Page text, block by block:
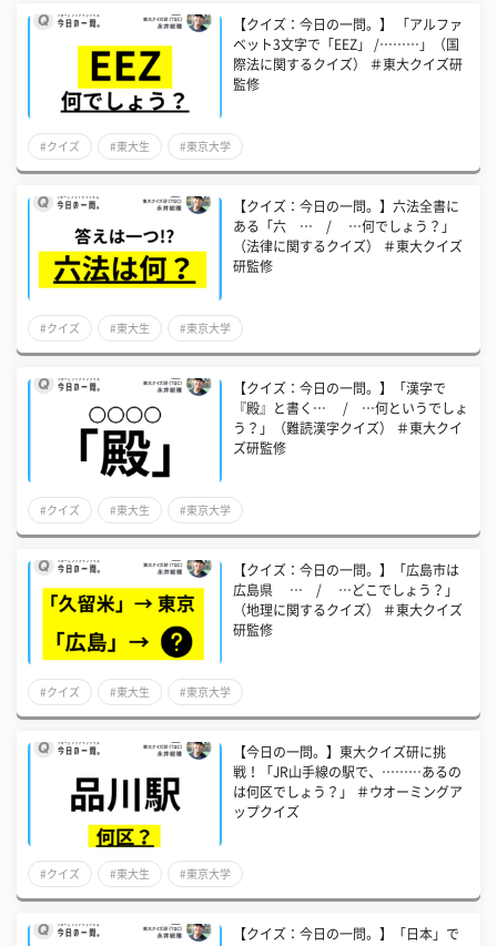
【クイズ：今日の一問。】 「アルファ
ベット3文字で「EEZ」 /………」（国
際法に関するクイズ） ＃東大クイズ研
監修
#クイズ #東大生 #東京大学
【クイズ：今日の一問。】六法全書に
ある「六 … / …何でしょう？」
（法律に関するクイズ） ＃東大クイズ
研監修
#クイズ #東大生 #東京大学
【クイズ：今日の一問。】「漢字で
『殿』と書く… / …何というでしょ
う？」（難読漢字クイズ） ＃東大クイ
ズ研監修
#クイズ #東大生 #東京大学
【クイズ：今日の一問。】「広島市は
広島県 … / …どこでしょう？」
（地理に関するクイズ） ＃東大クイズ
研監修
#クイズ #東大生 #東京大学
【今日の一問。】東大クイズ研に挑
戦！「JR山手線の駅で、………あるの
は何区でしょう？」 ＃ウオーミングア
ップクイズ
#クイズ #東大生 #東京大学
【クイズ：今日の一問。】「日本」で